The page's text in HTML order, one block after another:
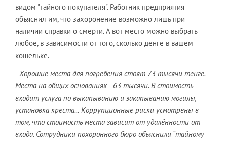
видом "тайного покупателя". Работник предприятия
объяснил им, что захоронение возможно лишь при
наличии справки о смерти. А вот место можно выбрать
любое, в зависимости от того, сколько денге в вашем
кошельке.
-Хорошие места для погребения стоят 73 тысячи тенге.
Места на общих основаниях - 63 тысячи. В стоимость
входит услуга по выкапыванию и закапыванию могилы,
установка креста... Коррупционные риски усмотрены в
том, что стоимость места зависит от удалённости от
входа. Сотрудники похоронного бюро объяснили “тайному